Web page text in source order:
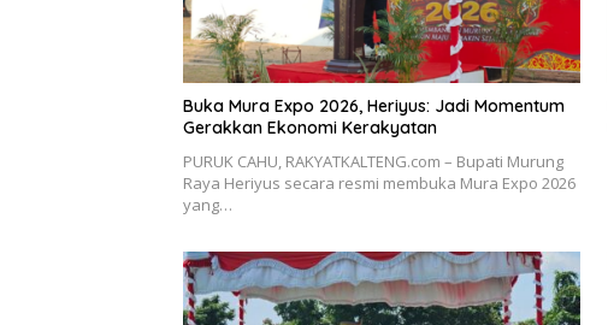
Buka Mura Expo 2026, Heriyus: Jadi Momentum
Gerakkan Ekonomi Kerakyatan
PURUK CAHU, RAKYATKALTENG.com – Bupati Murung
Raya Heriyus secara resmi membuka Mura Expo 2026
yang…